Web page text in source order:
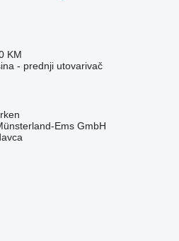
KM
- prednji utovarivač
Ems GmbH